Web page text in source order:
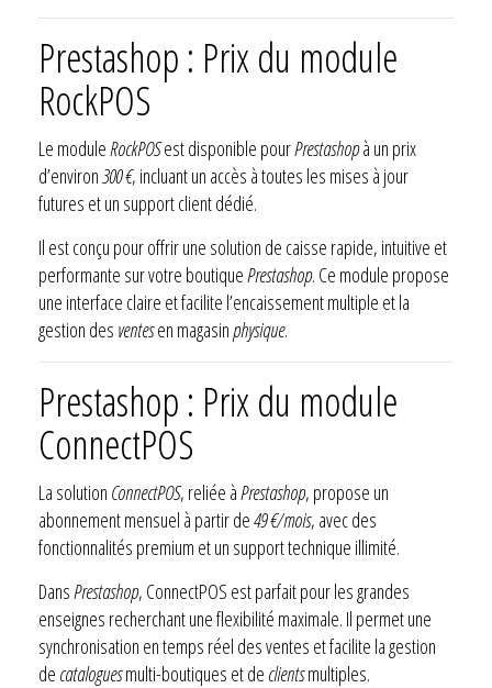
Prestashop : Prix du module
RockPOS
Le moduleRockPOSest disponible pourPrestashopà un prix
d’environ300 €, incluant un accès à toutes les mises à jour
futures et un support client dédié.
Il est conçu pour offrir une solution de caisse rapide, intuitive et
performante sur votre boutiquePrestashop. Ce module propose
une interface claire et facilite l’encaissement multiple et la
gestion des ventesen magasinphysique.
Prestashop : Prix du module
ConnectPOS
La solution ConnectPOS, reliée àPrestashop, propose un
abonnement mensuel à partir de49 €/mois, avec des
fonctionnalités premium et un support technique illimité.
DansPrestashop, ConnectPOS est parfait pour les grandes
enseignes recherchant une flexibilité maximale. Il permet une
synchronisation en temps réel des ventes et facilite la gestion
de cataloguesmulti-boutiques et de clientsmultiples.